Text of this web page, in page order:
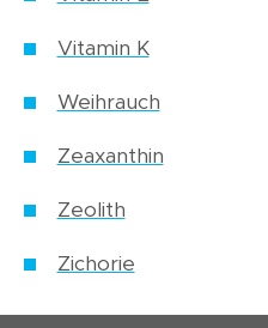
Vitamin K
Weihrauch
Zeaxanthin
Zeolith
Zichorie